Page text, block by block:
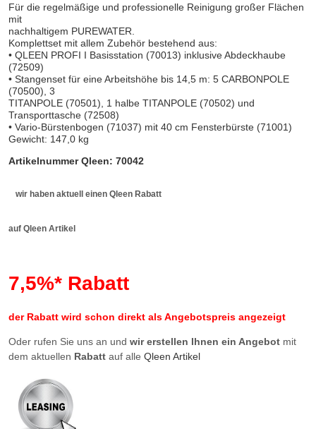
Für die regelmäßige und professionelle Reinigung großer Flächen
mit
nachhaltigem PUREWATER.
Komplettset mit allem Zubehör bestehend aus:
• QLEEN PROFI I Basisstation (70013) inklusive Abdeckhaube
(72509)
• Stangenset für eine Arbeitshöhe bis 14,5 m: 5 CARBONPOLE
(70500), 3
TITANPOLE (70501), 1 halbe TITANPOLE (70502) und
Transporttasche (72508)
• Vario-Bürstenbogen (71037) mit 40 cm Fensterbürste (71001)
Gewicht: 147,0 kg
Artikelnummer Qleen: 70042
wir haben aktuell einen Qleen Rabatt
auf Qleen Artikel
7,5%* Rabatt
der Rabatt wird schon direkt als Angebotspreis angezeigt
Oder rufen Sie uns an und wir erstellen Ihnen ein Angebot mit
dem aktuellen Rabatt auf alle Qleen Artikel